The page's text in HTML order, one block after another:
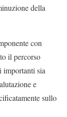
della
con
il percorso
importanti sia
e
sullo